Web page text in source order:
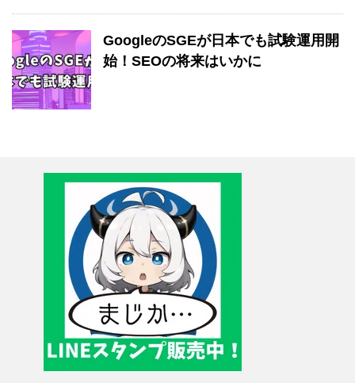
GoogleのSGEが日本でも試験運用開
始！SEOの将来はいかに